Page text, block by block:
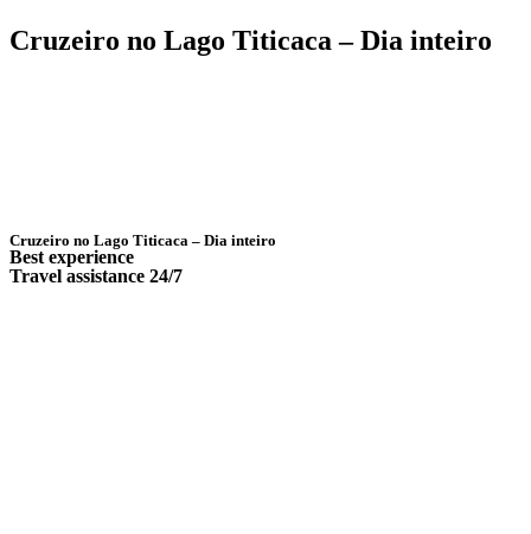
Cruzeiro no Lago Titicaca – Dia inteiro
Cruzeiro no Lago Titicaca – Dia inteiro
Best experience
Travel assistance 24/7